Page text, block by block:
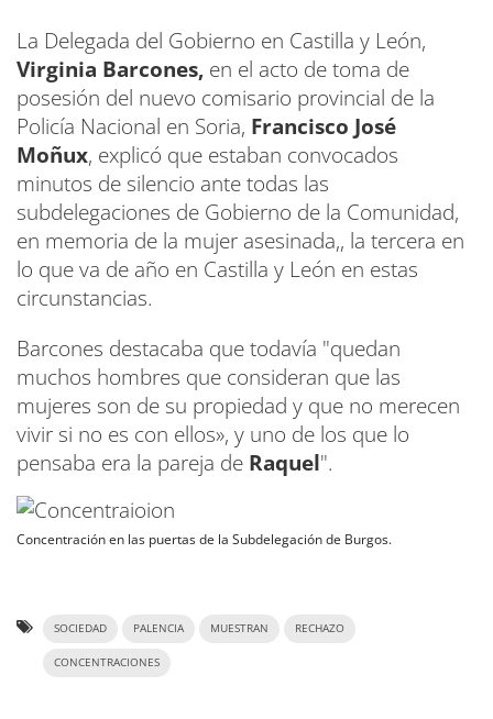
La Delegada del Gobierno en Castilla y León,
Virginia Barcones, en el acto de toma de
posesión del nuevo comisario provincial de la
Policía Nacional en Soria, Francisco José
Moñux, explicó que estaban convocados
minutos de silencio ante todas las
subdelegaciones de Gobierno de la Comunidad,
en memoria de la mujer asesinada,, la tercera en
lo que va de año en Castilla y León en estas
circunstancias.
Barcones destacaba que todavía "quedan
muchos hombres que consideran que las
mujeres son de su propiedad y que no merecen
vivir si no es con ellos», y uno de los que lo
pensaba era la pareja de Raquel".
Concentración en las puertas de la Subdelegación de Burgos.
SOCIEDAD PALENCIA MUESTRAN RECHAZO
CONCENTRACIONES